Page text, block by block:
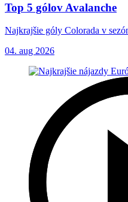
Top 5 gólov Avalanche
Najkrajšie góly Colorada v
04. aug 2026